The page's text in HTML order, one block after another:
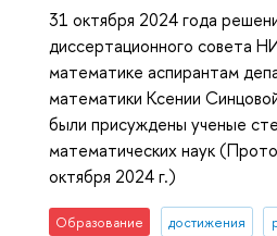
31 октября 2024 года
диссертационного совета
математике аспирантам
математики Ксении
были присуждены ученые
математических наук
октября 2024 г.)
Образование достижения